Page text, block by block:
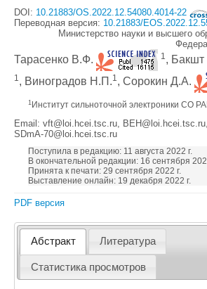
DOI: 10.21883/OS.2022.12.54080.4014-22
Переводная версия: 10.21883/
Министерство науки и высшего
Тарасенко В.Ф. 1 ,
1 , Виноградов Н.П.1 , Сорокин Д.А.
1 Институт сильноточной электроники СО
Email: vft@loi.hcei.tsc.ru,
SDmA-70@loi.hcei.tsc.ru
Поступила в редакцию: 11 августа 2022 г.
В окончательной редакции: 16 сентября
Принята к печати: 29 сентября 2022 г.
Выставление онлайн: 19 декабря 2022 г.
PDF версия
Абстракт Литература
Статистика просмотров